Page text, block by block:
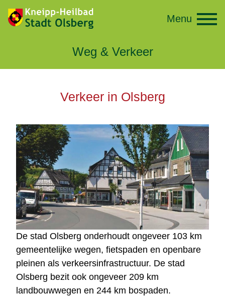
Weg & Verkeer
Menu
Verkeer in Olsberg
De stad Olsberg onderhoudt ongeveer 103 km
gemeentelijke wegen, fietspaden en openbare
pleinen als verkeersinfrastructuur. De stad
Olsberg bezit ook ongeveer 209 km
landbouwwegen en 244 km bospaden.